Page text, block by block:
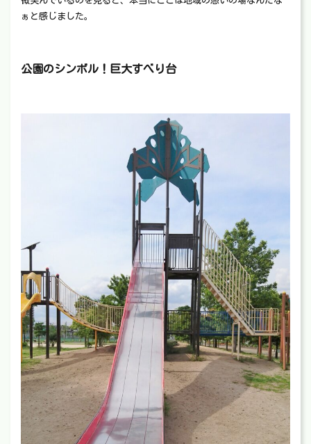
ぁと感じました。
公園のシンボル！巨大すべり台